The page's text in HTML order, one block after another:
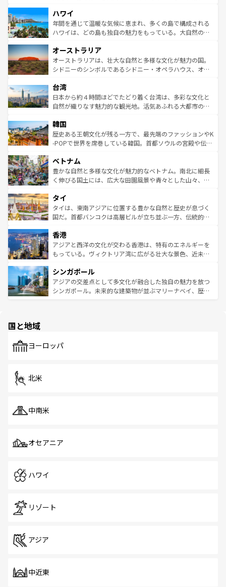
ば市内交通費無料で観光を楽しむこともできる。 なお、新
着のスイス情報はコンテンツ一覧 を参照してほしい。
のような巨大都市は、観光、ショッピング、エンターテイ
ンメントが詰まった刺激的なスポットだ。一方、アメリカ
西部には大自然が広がり、グランドキャニオンやイエロー
部のニューオーリンズでは、音楽と美食が融合した独特の
文化が魅力。旅行者はアメリカの各地域で異なる魅力を楽
しみながら、その多様性と豊かな歴史を感じることができ
ならではの贅沢な旅のスタイルだ。 なお、新着のアメリカ
情報はコンテンツ一覧を参照してほしい。
ハワイ
年間を通じて温暖な気候に恵まれ、多くの島で構成される
ハワイは、どの島も独自の魅力をもっている。大自然の神
ワイ島は見逃せない。また、定番の観光地といえばオアフ
島だが、静かな自然を求めるならマウイ島やカウアイ島が
おすすめ。エメラルドグリーンに輝く海をはじめ、豊かな
れるおもてなしの心で訪れる人々を迎えてくれるハワイの
人々、おいしいローカルフードやハワイアンミュージッ
ク、伝統的なフラダンスなど、すべてがハワイの魅力を彩
ワイを、存分に味わってほしい。 なお、新着のハワイ情報
はコンテンツ一覧を参照してほしい。
オーストラリア
オーストラリアは、壮大な自然と多様な文化が魅力の国。
シドニーのシンボルであるシドニー・オペラハウス、オー
リアリーフや大陸中央部にそびえるウルル（エアーズロッ
ク）、タスマニアの美しい原生林やケアンズの熱帯雨林な
ど、見どころがたくさん。また、カフェやワイン、オージ
いる。アクティビティも充実しており、サーフィンやダイ
ビング、ハイキングなど、アウトドア好きにはたまらな
い。オーストラリアの多彩な魅力を存分に味わいつくそ
参照してほしい。
台湾
日本から約４時間ほどでたどり着く台湾は、多彩な文化と
自然が織りなす魅力的な観光地。活気あふれる大都市の台
ン）、静ひつな山岳地帯である台湾東部など、都市の喧騒
と山間の静けさが共存しており、訪れる人に新しい発見と
驚きをもたらしてくれる。また、奥深い台湾の食文化も魅
容にもいいと評判のスイーツなど、バラエティ豊かな料理
が味わえる。 なお、新着の台湾情報は コンテンツ一覧を参
照してほしい。
韓国
歴史ある王朝文化が残る一方で、最先端のファッションやK
-POPで世界を席巻している韓国。首都ソウルの宮殿や伝統
き、地方に足を延ばせば四季折々の自然美を楽しむことが
できる。そして、キムチや焼肉、絶品のストリートフード
まで、さまざまな韓国料理が待っている。夜には、韓国な
リティに包まれながら、韓国の多彩な魅力を心ゆくまで味
わってみてほしい。 なお、新着の韓国情報はコンテンツ一
覧を参照してほしい。
ベトナム
豊かな自然と多様な文化が魅力的なベトナム。南北に細長
く伸びる国土には、広大な田園風景や青々とした山々、世
急速な発展と共に伝統が息づく。ハノイの古い町並みやホ
ーチミン市のフランス統治時代の建物も、独特の雰囲気を
醸し出している。また、バラエティの豊かさとおいしさで
とつ。フォーやバインミー、ベトナムコーヒーなどは、ぜ
ひ現地で味わいたい。どの地域を訪れてもあたたかい人々
が旅行者を迎えてくれるので、きっと忘れられない旅にな
参照してほしい。
タイ
タイは、東南アジアに位置する豊かな自然と歴史が息づく
国だ。首都バンコクは高層ビルが立ち並ぶ一方、伝統的な
の活気が交差している。北部ではチェンマイなどの山岳地
帯で自然と触れ合い、南部ではプーケットやクラビの美し
いビーチでリゾート気分を楽しむことができる。タイ料理
激する。気候は一年中温暖で、どの季節にも異なる楽しみ
が待っている。親しみやすいタイの人々、仏教を中心とし
た文化、そして多様な観光資源が、訪れる旅人を魅了し続
香港
アジアと西洋の文化が交わる香港は、特有のエネルギーを
もっている。ヴィクトリア湾に広がる壮大な景色、近未来
み、どこを訪れても感動するはず。観光スポットが密集し
ており、効率よく見どころを回れるのも魅力。息をのむよ
うな絶景から文化的な体験まで、香港を存分に楽しみ尽く
シンガポール
アジアの交差点として多文化が融合した独自の魅力を放つ
シンガポール。未来的な建築物が並ぶマリーナベイ、歴史
で、ホーカーズは地元の風情を楽しめる外せないスポット
国と地域
ヨーロッパ
北米
中南米
オセアニア
ハワイ
リゾート
アジア
中近東